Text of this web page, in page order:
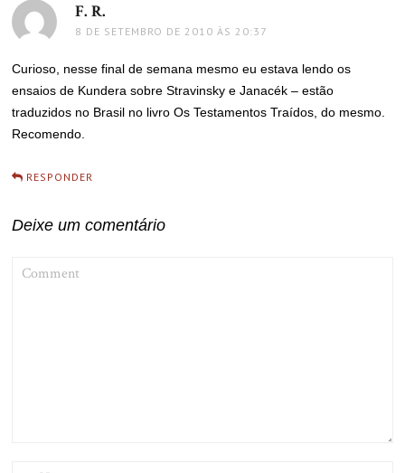
F. R.
8 DE SETEMBRO DE 2010 ÀS 20:37
Curioso, nesse final de semana mesmo eu estava lendo os
ensaios de Kundera sobre Stravinsky e Janacék – estão
traduzidos no Brasil no livro Os Testamentos Traídos, do mesmo.
Recomendo.
RESPONDER
Deixe um comentário